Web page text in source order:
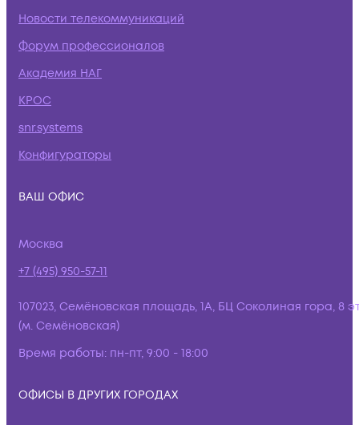
Новости телекоммуникаций
Форум профессионалов
Академия НАГ
КРОС
snr.systems
Конфигураторы
ВАШ ОФИС
Москва
+7 (495) 950-57-11
107023, Семёновская площадь, 1А, БЦ Соколиная гора, 8
(м. Семёновская)
Время работы: пн-пт, 9:00 - 18:00
ОФИСЫ В ДРУГИХ ГОРОДАХ